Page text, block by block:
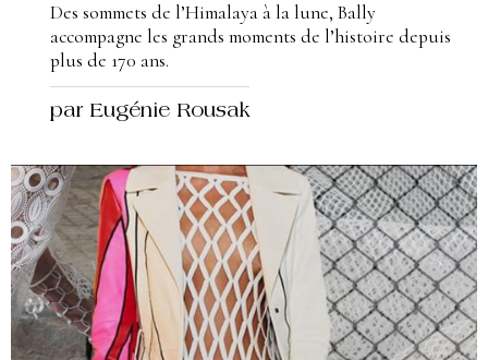
Des sommets de l’Himalaya à la lune, Bally
accompagne les grands moments de l’histoire depuis
plus de 170 ans.
par Eugénie Rousak